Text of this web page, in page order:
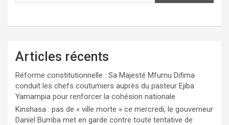
Articles récents
Réforme constitutionnelle : Sa Majesté Mfumu Difima
conduit les chefs coutumiers auprès du pasteur Ejiba
Yamampia pour renforcer la cohésion nationale
Kinshasa : pas de « ville morte » ce mercredi, le gouverneur
Daniel Bumba met en garde contre toute tentative de